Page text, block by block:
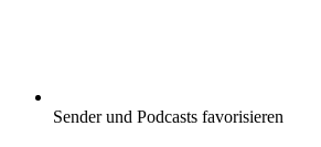
Sender und Podcasts favorisieren